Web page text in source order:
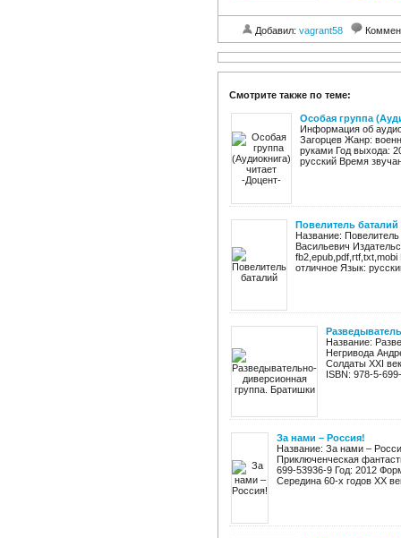
Добавил: vagrant58
Смотрите также по теме:
Особая группа
Информация об
Загорцев Жанр:
руками Год выхода:
русский Время
Повелитель баталий
Название:
Васильевич
отличное Язык:
Название:
Негривода
Солдаты XXI
ISBN: 978-5-
За нами – Россия!
Название: За нами –
Приключенческая
699-53936-9 Год: 2012
Середина 60-х годов ХХ